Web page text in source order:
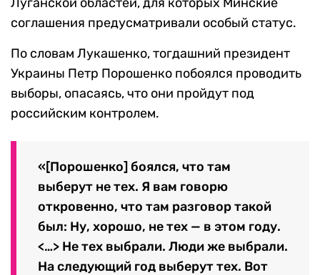
соглашения предусматривали особый статус.
По словам Лукашенко, тогдашний президент
Украины Петр Порошенко побоялся проводить
выборы, опасаясь, что они пройдут под
российским контролем.
«[Порошенко] боялся, что там
выберут не тех. Я вам говорю
откровенно, что там разговор такой
был: Ну, хорошо, не тех — в этом году.
<…> Не тех выбрали. Люди же выбрали.
На следующий год выберут тех. Вот